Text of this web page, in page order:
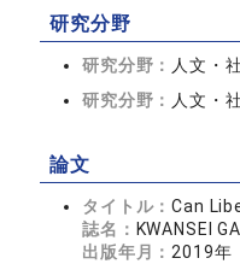
研究分野
研究分野： 人文・
研究分野： 人文・
論文
タイトル：Can
誌名： KWANSEI
出版年月： 2019年